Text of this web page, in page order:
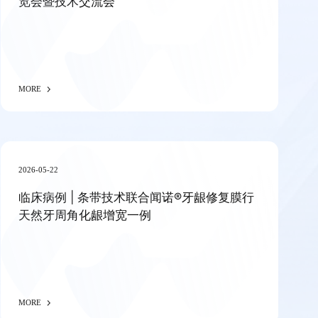
MORE
2026-05-22
临床病例 | 条带技术联合闻诺®牙龈修复膜行
天然牙周角化龈增宽一例
MORE